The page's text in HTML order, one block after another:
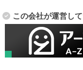
この会社が運営し